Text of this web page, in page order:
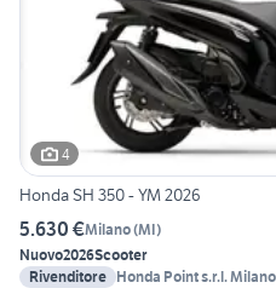
4
Honda SH 350 - YM 2026
5.630 €Milano(MI)
Nuovo2026Scooter
Rivenditore Honda Point s.r.l.